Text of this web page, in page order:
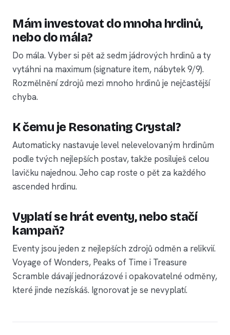
Mám investovat do mnoha hrdinů,
nebo do mála?
Do mála. Vyber si pět až sedm jádrových hrdinů a ty
vytáhni na maximum (signature item, nábytek 9/9).
Rozmělnění zdrojů mezi mnoho hrdinů je nejčastější
chyba.
K čemu je Resonating Crystal?
Automaticky nastavuje level nelevelovaným hrdinům
podle tvých nejlepších postav, takže posiluješ celou
lavičku najednou. Jeho cap roste o pět za každého
ascended hrdinu.
Vyplatí se hrát eventy, nebo stačí
kampaň?
Eventy jsou jeden z nejlepších zdrojů odměn a relikvií.
Voyage of Wonders, Peaks of Time i Treasure
Scramble dávají jednorázové i opakovatelné odměny,
které jinde nezískáš. Ignorovat je se nevyplatí.